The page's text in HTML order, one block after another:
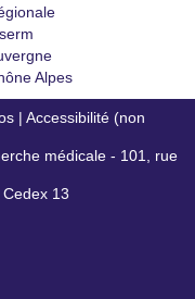
Alpes
| Accessibilité (non
médicale - 101, rue
13